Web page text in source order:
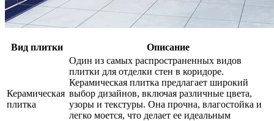
Вид плитки Описание
Керамическая
плитка
Один из самых распространенных видов
плитки для отделки стен в коридоре.
Керамическая плитка предлагает широкий
выбор дизайнов, включая различные цвета,
узоры и текстуры. Она прочна, влагостойка и
легко моется, что делает ее идеальным